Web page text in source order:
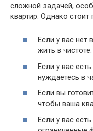
сложной задачей,
квартир. Однако
Если у вас нет
жить в чистоте.
Если у вас
нуждаетесь в
Если вы
чтобы ваша
Если у вас